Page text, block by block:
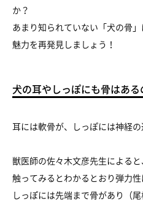
か？
あまり知られていない「犬の骨
魅力を再発見しましょう！
犬の耳やしっぽにも骨はある
耳には軟骨が、しっぽには神経の
獣医師の佐々木文彦先生によると
触ってみるとわかるとおり弾力性
しっぽには先端まで骨があり（